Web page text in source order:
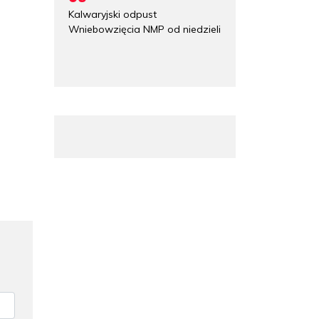
Kalwaryjski odpust
Wniebowzięcia NMP od niedzieli